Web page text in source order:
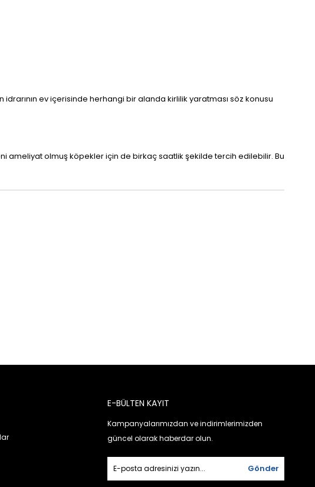
ev içerisinde herhangi bir alanda kirlilik yaratması söz konusu
ameliyat olmuş köpekler için de birkaç saatlik şekilde tercih edilebilir. Bu
E-BÜLTEN KAYIT
Kampanyalarımızdan ve indirimlerimizden
güncel olarak haberdar olun.
Gönder